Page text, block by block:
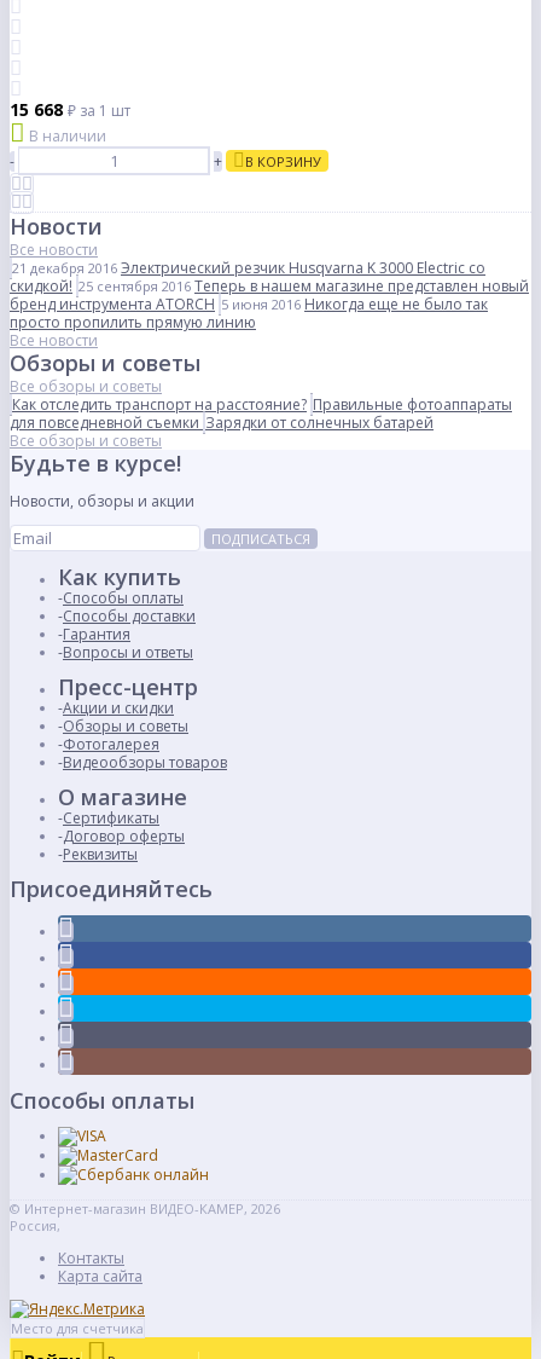
15 668 ₽ за 1 шт
В наличии
-
+ В КОРЗИНУ
Новости
Все новости
21 декабря 2016 Электрический резчик Husqvarna K 3000 Electric со
скидкой! 25 сентября 2016 Теперь в нашем магазине представлен новый
бренд инструмента ATORCH 5 июня 2016 Никогда еще не было так
просто пропилить прямую линию
Все новости
Обзоры и советы
Все обзоры и советы
Как отследить транспорт на расстояние? Правильные фотоаппараты
для повседневной съемки Зарядки от солнечных батарей
Все обзоры и советы
Будьте в курсе!
Новости, обзоры и акции
ПОДПИСАТЬСЯ
Как купить
Способы оплаты
Способы доставки
Гарантия
Вопросы и ответы
Пресс-центр
Акции и скидки
Обзоры и советы
Фотогалерея
Видеообзоры товаров
О магазине
Сертификаты
Договор оферты
Реквизиты
Присоединяйтесь
Способы оплаты
© Интернет-магазин ВИДЕО-КАМЕР, 2026
Россия,
Контакты
Карта сайта
Место для счетчика